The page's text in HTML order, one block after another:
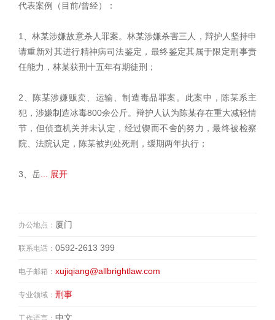
代表案例（目前/曾经）：
1、林某涉嫌故意杀人罪案。林某涉嫌杀害三人，辩护人坚持申
请重新对其进行精神病司法鉴定，最终鉴定其属于限定刑事责
任能力，林某获刑十五年有期徒刑；
2、陈某涉嫌贩卖、运输、制造毒品罪案。此案中，陈某系主
犯，涉嫌制造冰毒800余公斤。辩护人认为陈某存在重大减轻情
节，但侦查机关并未认定，经过锲而不舍的努力，最终被检察
院、法院认定，陈某被判处死刑，缓期两年执行；
3、岳 ... 展开
办公地点： 厦门
联系电话： 0592-2613 399
电子邮箱： xujiqiang@allbrightlaw.com
专业领域： 刑事
工作语言： 中文